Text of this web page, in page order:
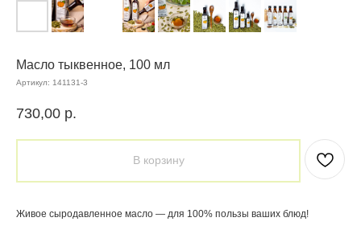
Масло тыквенное, 100 мл
Артикул: 141131-3
730,00 р.
В корзину
Живое сыродавленное масло — для 100% пользы ваших блюд!